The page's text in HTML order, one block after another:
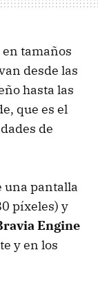
tamaños
desde las
hasta las
que es el
de
una pantalla
píxeles) y
Engine
y en los